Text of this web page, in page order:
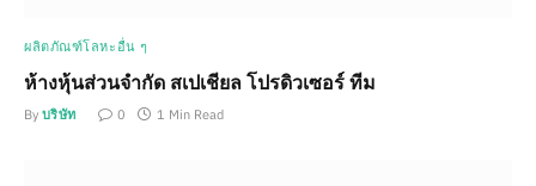
ผลิตภัณฑ์โลหะอื่น ๆ
ห้างหุ้นส่วนจำกัด สเปเชียล โปรดิวเซอร์ ทีม
By บริษัท 0 1 Min Read